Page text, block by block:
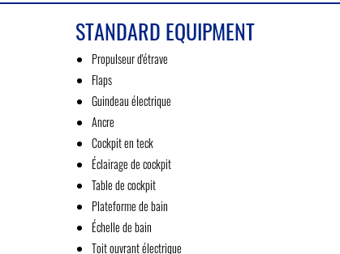
STANDARD EQUIPMENT
Propulseur d'étrave
Flaps
Guindeau électrique
Ancre
Cockpit en teck
Éclairage de cockpit
Table de cockpit
Plateforme de bain
Échelle de bain
Toit ouvrant électrique